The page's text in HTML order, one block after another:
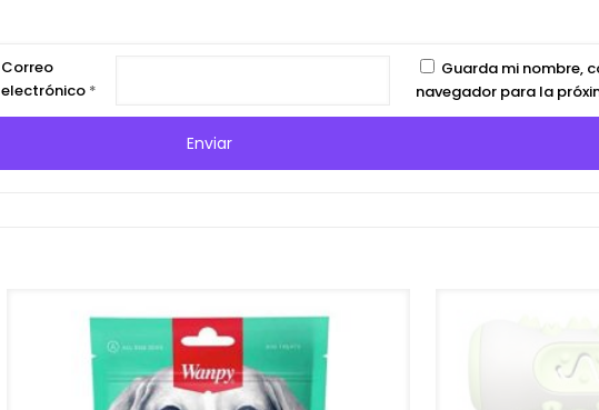
Correo
electrónico *
Guarda mi nombre,
navegador para la